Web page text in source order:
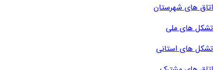
اتاق های شهرستان
تشکل های ملی
تشکل های استانی